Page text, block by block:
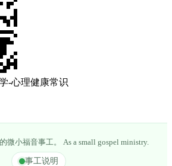
-心理健康常识
微小福音事工。 As a small gospel ministry.
事工说明